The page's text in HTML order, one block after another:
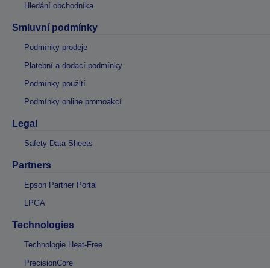
Hledání obchodníka
Smluvní podmínky
Podmínky prodeje
Platební a dodací podmínky
Podmínky použití
Podmínky online promoakcí
Legal
Safety Data Sheets
Partners
Epson Partner Portal
LPGA
Technologies
Technologie Heat-Free
PrecisionCore